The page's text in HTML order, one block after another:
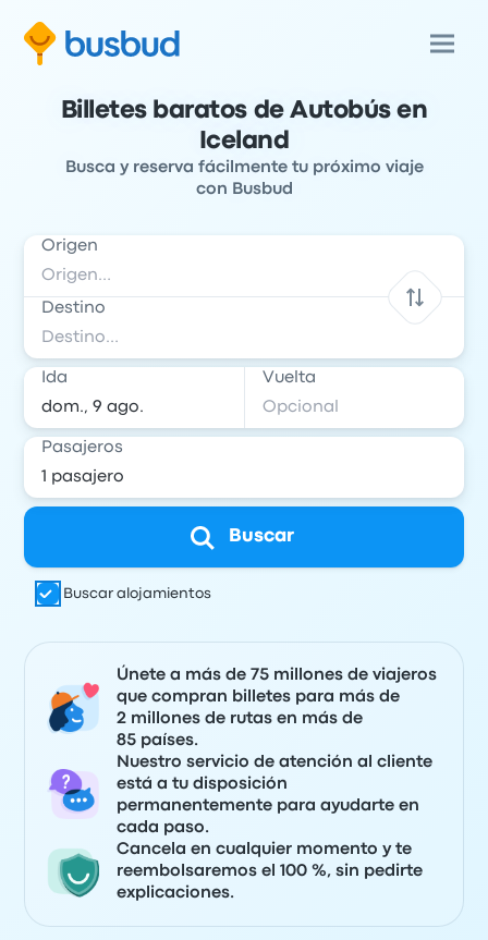
Billetes baratos de Autobús en
Iceland
Busca y reserva fácilmente tu próximo viaje
con Busbud
Origen
Destino
Ida Vuelta
Pasajeros
Buscar
Buscar alojamientos
Únete a más de 75 millones de viajeros
que compran billetes para más de
2 millones de rutas en más de
85 países.
Nuestro servicio de atención al cliente
está a tu disposición
permanentemente para ayudarte en
cada paso.
Cancela en cualquier momento y te
reembolsaremos el 100 %, sin pedirte
explicaciones.